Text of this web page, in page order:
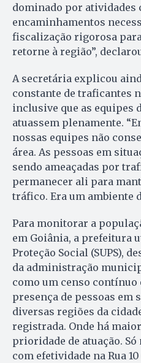
dominado por atividades
encaminhamentos
fiscalização rigorosa
retorne à região”,
A secretária explicou
constante de traficantes
inclusive que as equipes
atuassem plenamente.
nossas equipes não
área. As pessoas em
sendo ameaçadas por
permanecer ali para
tráfico. Era um ambiente
Para monitorar a
em Goiânia, a prefeitura
Proteção Social (SUPS),
da administração
como um censo contínuo
presença de pessoas em
diversas regiões da
registrada. Onde há
prioridade de atuação.
com efetividade na Rua